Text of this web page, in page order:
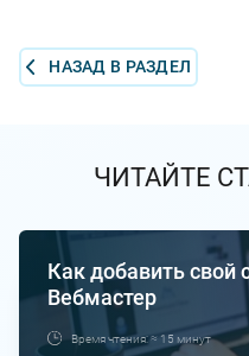
НАЗАД В РАЗДЕЛ
ЧИТАЙТЕ
Как добавить свой
Вебмастер
Время чтения: ≈ 15 минут